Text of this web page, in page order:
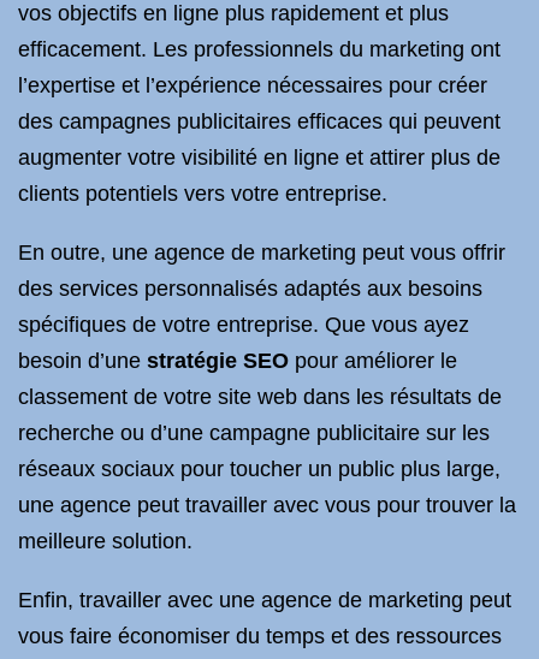
vos objectifs en ligne plus rapidement et plus
efficacement. Les professionnels du marketing ont
l’expertise et l’expérience nécessaires pour créer
des campagnes publicitaires efficaces qui peuvent
augmenter votre visibilité en ligne et attirer plus de
clients potentiels vers votre entreprise.
En outre, une agence de marketing peut vous offrir
des services personnalisés adaptés aux besoins
spécifiques de votre entreprise. Que vous ayez
besoin d’une stratégie SEO pour améliorer le
classement de votre site web dans les résultats de
recherche ou d’une campagne publicitaire sur les
réseaux sociaux pour toucher un public plus large,
une agence peut travailler avec vous pour trouver la
meilleure solution.
Enfin, travailler avec une agence de marketing peut
vous faire économiser du temps et des ressources